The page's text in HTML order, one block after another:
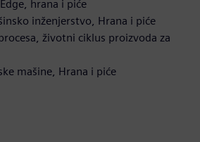
hrana i piće
inženjerstvo, Hrana i piće
životni ciklus proizvoda za
mašine, Hrana i piće